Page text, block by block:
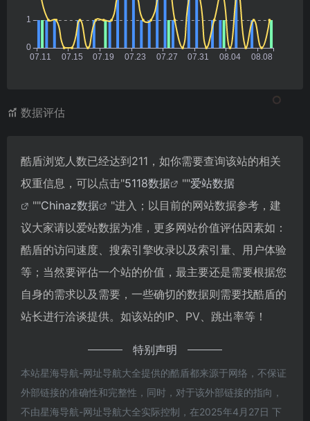
数据评估
酷盾浏览人数已经达到211，如你需要查询该站的相关
权重信息，可以点击"5118数据 ""爱站数据
""Chinaz数据
"进入；以目前的网站数据参考，建
议大家请以爱站数据为准，更多网站价值评估因素如：
酷盾的访问速度、搜索引擎收录以及索引量、用户体验
等；当然要评估一个站的价值，最主要还是需要根据您
自身的需求以及需要，一些确切的数据则需要找酷盾的
站长进行洽谈提供。如该站的IP、PV、跳出率等！
特别声明
本站星海导航-网址导航大全提供的酷盾都来源于网络，不保证
外部链接的准确性和完整性，同时，对于该外部链接的指向，
不由星海导航-网址导航大全实际控制，在2025年4月27日 下